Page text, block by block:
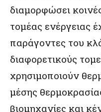
διαμορφώσει
τομέας ενέργειας
παράγοντες του
διαφορετικούς
χρησιμοποιούν
μέσης
βιομηχανίες και